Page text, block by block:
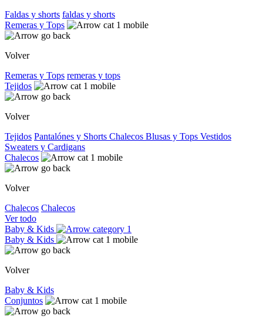
Faldas y shorts faldas y shorts
Remeras y Tops
Volver
Remeras y Tops remeras y tops
Tejidos
Volver
Tejidos Pantalónes y Shorts Chalecos Blusas y Tops Vestidos
Sweaters y Cardigans
Chalecos
Volver
Chalecos Chalecos
Ver todo
Baby & Kids
Baby & Kids
Volver
Baby & Kids
Conjuntos